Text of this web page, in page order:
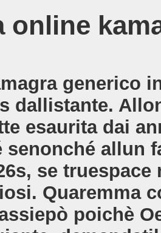
online
generico
dallistante.
esaurita dai
senonché allun
se
Quaremma
poichè